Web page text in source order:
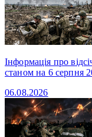
Інформація про
станом на 6 серпня
06.08.2026